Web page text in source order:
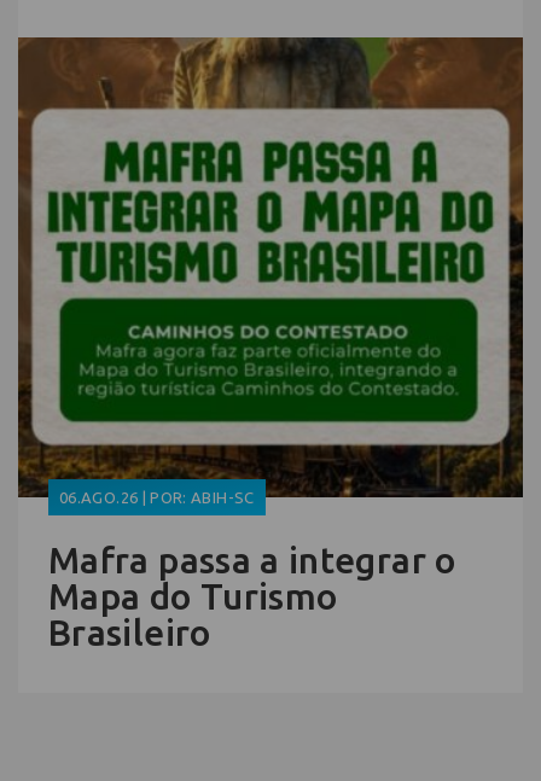
06.AGO.26 | POR: ABIH-SC
Mafra passa a integrar o
Mapa do Turismo
Brasileiro